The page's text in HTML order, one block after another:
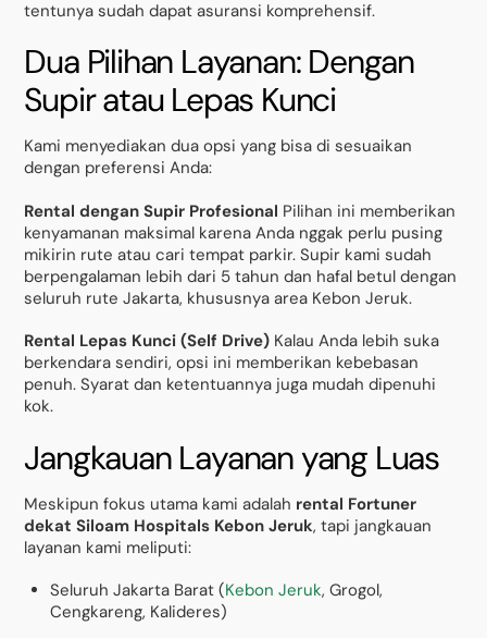
tentunya sudah dapat asuransi komprehensif.
Dua Pilihan Layanan: Dengan
Supir atau Lepas Kunci
Kami menyediakan dua opsi yang bisa di sesuaikan
dengan preferensi Anda:
Rental dengan Supir Profesional Pilihan ini memberikan
kenyamanan maksimal karena Anda nggak perlu pusing
mikirin rute atau cari tempat parkir. Supir kami sudah
berpengalaman lebih dari 5 tahun dan hafal betul dengan
seluruh rute Jakarta, khususnya area Kebon Jeruk.
Rental Lepas Kunci (Self Drive) Kalau Anda lebih suka
berkendara sendiri, opsi ini memberikan kebebasan
penuh. Syarat dan ketentuannya juga mudah dipenuhi
kok.
Jangkauan Layanan yang Luas
Meskipun fokus utama kami adalah rental Fortuner
dekat Siloam Hospitals Kebon Jeruk, tapi jangkauan
layanan kami meliputi:
Seluruh Jakarta Barat (Kebon Jeruk, Grogol,
Cengkareng, Kalideres)